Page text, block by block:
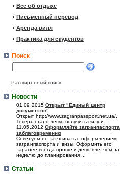
Все об отдыхе
Письменный перевод
Аренда вилл
Практика для студентов
Поиск
Расширенный поиск
Новости
01.09.2015 Открыт "Единый центр
документов"
Открыт http://www.zagranpassport.net.ua/,
Теперь стало легко получить визу и ...
11.05.2012 Оформляйте загранпаспорта
заблаговременно
Советуем не затягивать с оформлением
загранпаспорта и визы. Оформить его
заранее всегда проще и дешевле, чем за
неделю до планирования ...
Статьи